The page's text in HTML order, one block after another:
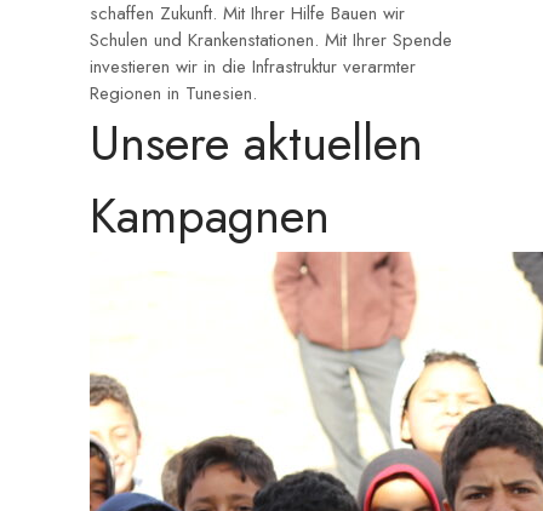
schaffen Zukunft. Mit Ihrer Hilfe Bauen wir
Schulen und Krankenstationen. Mit Ihrer Spende
investieren wir in die Infrastruktur verarmter
Regionen in Tunesien.
Unsere aktuellen
Kampagnen